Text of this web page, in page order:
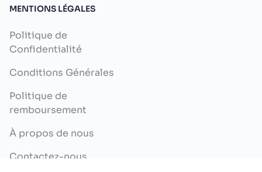
MENTIONS LÉGALES
Politique de
Confidentialité
Conditions Générales
Politique de
remboursement
À propos de nous
Contactez-nous